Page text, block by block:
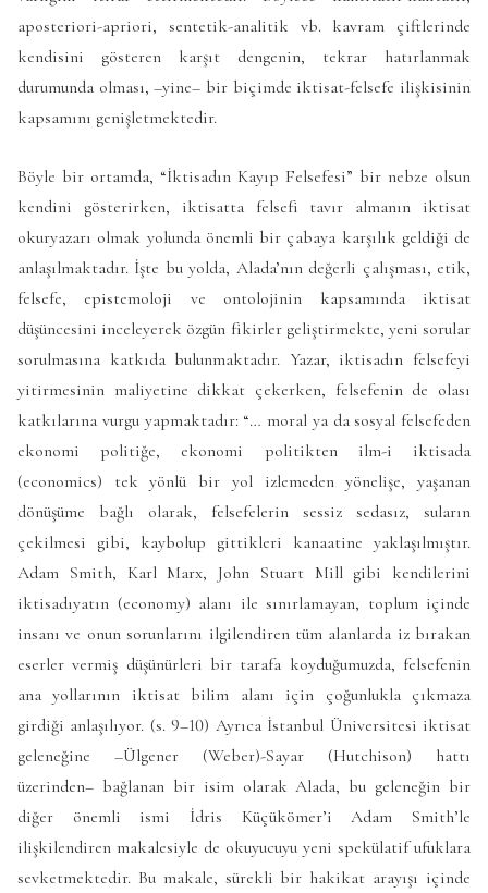
aposteriori-apriori, sentetik-analitik vb. kavram çiftlerinde
kendisini gösteren karşıt dengenin, tekrar hatırlanmak
durumunda olması, –yine– bir biçimde iktisat-felsefe ilişkisinin
kapsamını genişletmektedir.
Böyle bir ortamda, “İktisadın Kayıp Felsefesi” bir nebze olsun
kendini gösterirken, iktisatta felsefi tavır almanın iktisat
okuryazarı olmak yolunda önemli bir çabaya karşılık geldiği de
anlaşılmaktadır. İşte bu yolda, Alada’nın değerli çalışması, etik,
felsefe, epistemoloji ve ontolojinin kapsamında iktisat
düşüncesini inceleyerek özgün fikirler geliştirmekte, yeni sorular
sorulmasına katkıda bulunmaktadır. Yazar, iktisadın felsefeyi
yitirmesinin maliyetine dikkat çekerken, felsefenin de olası
katkılarına vurgu yapmaktadır: “… moral ya da sosyal felsefeden
ekonomi politiğe, ekonomi politikten ilm-i iktisada
(economics) tek yönlü bir yol izlemeden yönelişe, yaşanan
dönüşüme bağlı olarak, felsefelerin sessiz sedasız, suların
çekilmesi gibi, kaybolup gittikleri kanaatine yaklaşılmıştır.
Adam Smith, Karl Marx, John Stuart Mill gibi kendilerini
iktisadıyatın (economy) alanı ile sınırlamayan, toplum içinde
insanı ve onun sorunlarını ilgilendiren tüm alanlarda iz bırakan
eserler vermiş düşünürleri bir tarafa koyduğumuzda, felsefenin
ana yollarının iktisat bilim alanı için çoğunlukla çıkmaza
girdiği anlaşılıyor. (s. 9–10) Ayrıca İstanbul Üniversitesi iktisat
geleneğine –Ülgener (Weber)-Sayar (Hutchison) hattı
üzerinden– bağlanan bir isim olarak Alada, bu geleneğin bir
diğer önemli ismi İdris Küçükömer’i Adam Smith’le
ilişkilendiren makalesiyle de okuyucuyu yeni spekülatif ufuklara
sevketmektedir. Bu makale, sürekli bir hakikat arayışı içinde